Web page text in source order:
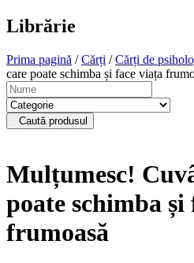
Librărie
Prima pagină /Cărți /Cărți de
care poate schimba și face viața
Caută produsul
Mulțumesc!
poate schimba și
frumoasă